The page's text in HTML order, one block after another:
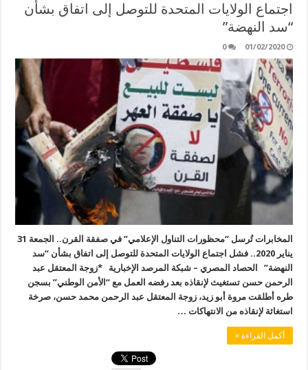
اجتماع الولايات المتحدة للتوصل إلى اتفاق بشأن
“سد النهضة”
01/02/2020
0
المخابرات تُرسل “محظورات التناول الإعلامي” في صفقة القرن.. الجمعة 31
يناير 2020.. فشل اجتماع الولايات المتحدة للتوصل إلى اتفاق بشأن “سد
النهضة” الحصاد المصري – شبكة المرصد الإخبارية *زوجة المعتقل عبد
الرحمن حسن تستغيث لإنقاذه بعد رفضه العمل مع “الأمن الوطني” بسجن
طره أطلقت مروة أبو زيد، زوجة المعتقل عبد الرحمن محمد حسن، صرخة
استغاثة لإنقاذه من الانتهاكات …
أكمل القراءة »